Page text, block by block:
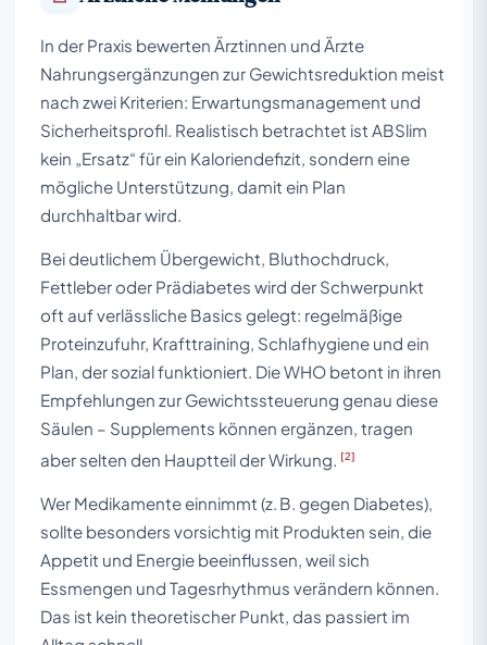
In der Praxis bewerten Ärztinnen und Ärzte
Nahrungsergänzungen zur Gewichtsreduktion meist
nach zwei Kriterien: Erwartungsmanagement und
Sicherheitsprofil. Realistisch betrachtet ist ABSlim
kein „Ersatz“ für ein Kaloriendefizit, sondern eine
mögliche Unterstützung, damit ein Plan
durchhaltbar wird.
Bei deutlichem Übergewicht, Bluthochdruck,
Fettleber oder Prädiabetes wird der Schwerpunkt
oft auf verlässliche Basics gelegt: regelmäßige
Proteinzufuhr, Krafttraining, Schlafhygiene und ein
Plan, der sozial funktioniert. Die WHO betont in ihren
Empfehlungen zur Gewichtssteuerung genau diese
Säulen – Supplements können ergänzen, tragen
aber selten den Hauptteil der Wirkung.
[2]
Wer Medikamente einnimmt (z. B. gegen Diabetes),
sollte besonders vorsichtig mit Produkten sein, die
Appetit und Energie beeinflussen, weil sich
Essmengen und Tagesrhythmus verändern können.
Das ist kein theoretischer Punkt, das passiert im